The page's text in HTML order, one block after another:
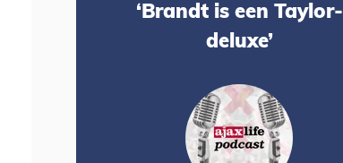
‘Brandt is een Taylor-
deluxe’